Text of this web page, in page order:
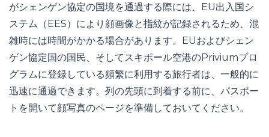
がシェンゲン協定の国境を通過する際には、EU出入国シ
ステム（EES）により顔画像と指紋が記録されるため、混
雑時には時間がかかる場合があります。EUおよびシェン
ゲン協定国の国民、そしてスキポール空港のPriviumプロ
グラムに登録している頻繁に利用する旅行者は、一般的に
迅速に通過できます。列の先頭に到着する前に、パスポー
トを開いて顔写真のページを準備しておいてください。